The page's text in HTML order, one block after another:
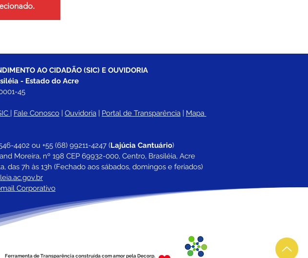
AO CIDADÃO (SIC) E OUVIDORIA
- Estado do Acre
45
| Fale Conosco | Ouvidoria | Portal de Transparência | Mapa
4402 ou +55 (68) 99211-4247 (Lajúcia Cantuário)
Moreira, nº 198 CEP 69932-000, Centro, Brasiléia, Acre
das 7h às 13h (Fechado aos sábados, domingos e feriados)
Corporativo
Ferramenta de Transparência construída com amor pela Decorp.